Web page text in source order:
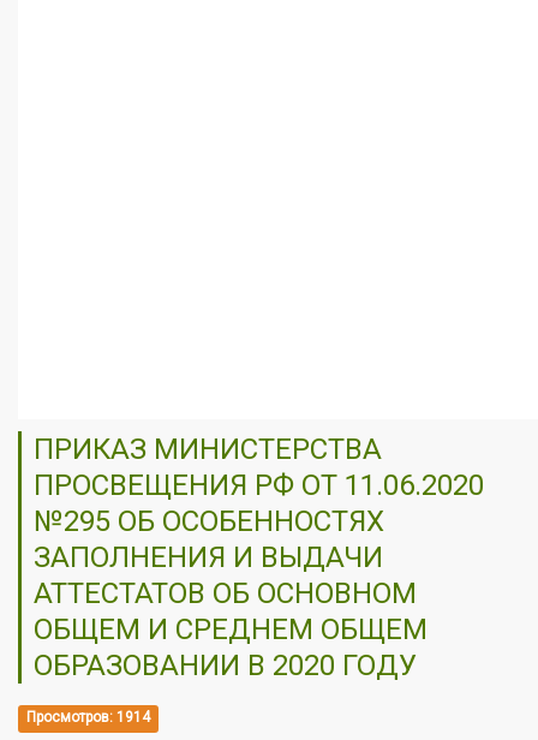
ПРИКАЗ МИНИСТЕРСТВА
ПРОСВЕЩЕНИЯ РФ ОТ 11.06.2020
№295 ОБ ОСОБЕННОСТЯХ
ЗАПОЛНЕНИЯ И ВЫДАЧИ
АТТЕСТАТОВ ОБ ОСНОВНОМ
ОБЩЕМ И СРЕДНЕМ ОБЩЕМ
ОБРАЗОВАНИИ В 2020 ГОДУ
Просмотров: 1914